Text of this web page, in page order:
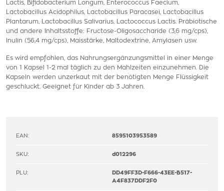
Lactis, Bifidobacterium Longum, Enterococcus Faecium,
Lactobacillus Acidophilus, Lactobacillus Paracasei, Lactobacillus
Plantarum, Lactobacillus Salivarius, Lactococcus Lactis. Präbiotische
und andere Inhaltsstoffe: Fructose-Oligosaccharide (3,6 mg/cps),
Inulin (56,4 mg/cps), Maisstärke, Maltodextrine, Amylasen usw.
Es wird empfohlen, das Nahrungsergänzungsmittel in einer Menge
von 1 Kapsel 1-2 mal täglich zu den Mahlzeiten einzunehmen. Die
Kapseln werden unzerkaut mit der benötigten Menge Flüssigkeit
geschluckt. Geeignet für Kinder ab 3 Jahren.
EAN: 8595103953589
SKU: d012296
PLU:
DD49FF3D-F666-43EE-B517-
A4F837DDF2F0